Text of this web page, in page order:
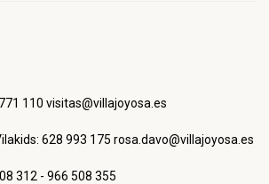
110 visitas@villajoyosa.es
628 993 175 rosa.davo@villajoyosa.es
312 - 966 508 355